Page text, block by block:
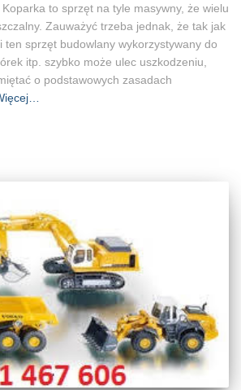
to sprzęt na tyle masywny, że wielu
Zauważyć trzeba jednak, że tak jak
ten sprzęt budowlany wykorzystywany do
itp. szybko może ulec uszkodzeniu,
o podstawowych zasadach